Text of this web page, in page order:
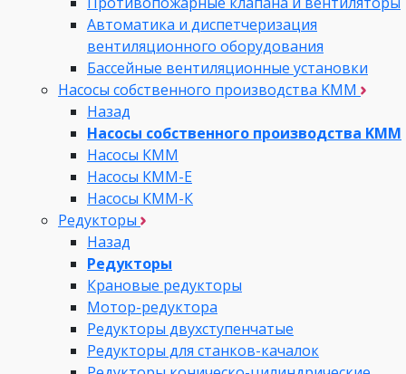
Автоматика и диспетчеризация
вентиляционного оборудования
Бассейные вентиляционные установки
Насосы собственного производства KMM
Назад
Насосы собственного производства KMM
Насосы КММ
Насосы КММ-Е
Насосы КММ-К
Редукторы
Назад
Редукторы
Крановые редукторы
Мотор-редуктора
Редукторы двухступенчатые
Редукторы для станков-качалок